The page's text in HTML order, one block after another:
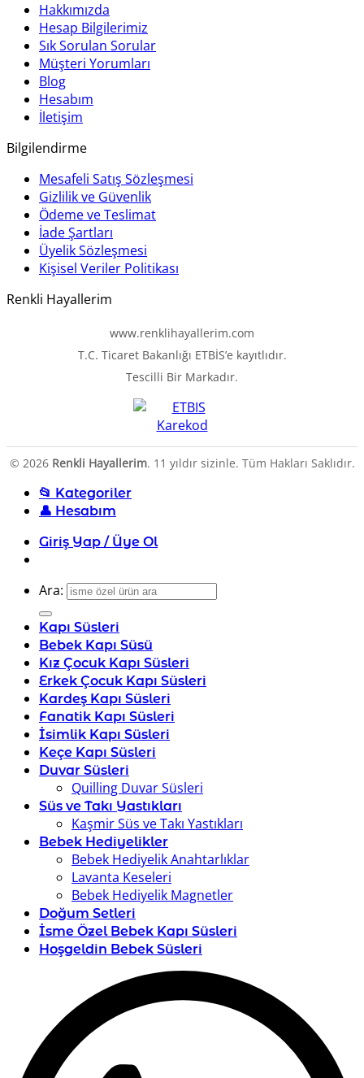
Hakkımızda
Hesap Bilgilerimiz
Sık Sorulan Sorular
Müşteri Yorumları
Blog
Hesabım
İletişim
Bilgilendirme
Mesafeli Satış Sözleşmesi
Gizlilik ve Güvenlik
Ödeme ve Teslimat
İade Şartları
Üyelik Sözleşmesi
Kişisel Veriler Politikası
Renkli Hayallerim
www.renklihayallerim.com
T.C. Ticaret Bakanlığı ETBİS’e kayıtlıdır.
Tescilli Bir Markadır.
© 2026 Renkli Hayallerim. 11 yıldır sizinle. Tüm Hakları Saklıdır.
📂 Kategoriler
👤 Hesabım
Giriş Yap / Üye Ol
Ara:
Kapı Süsleri
Bebek Kapı Süsü
Kız Çocuk Kapı Süsleri
Erkek Çocuk Kapı Süsleri
Kardeş Kapı Süsleri
Fanatik Kapı Süsleri
İsimlik Kapı Süsleri
Keçe Kapı Süsleri
Duvar Süsleri
Quilling Duvar Süsleri
Süs ve Takı Yastıkları
Kaşmir Süs ve Takı Yastıkları
Bebek Hediyelikler
Bebek Hediyelik Anahtarlıklar
Lavanta Keseleri
Bebek Hediyelik Magnetler
Doğum Setleri
İsme Özel Bebek Kapı Süsleri
Hoşgeldin Bebek Süsleri